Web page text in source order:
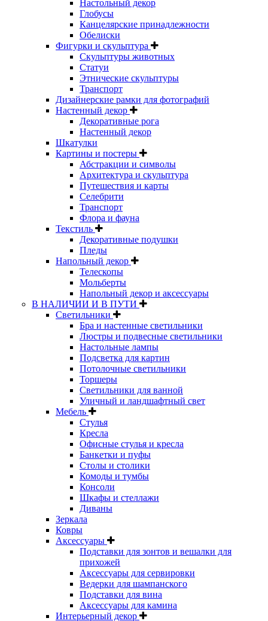
Настольный декор
Глобусы
Канцелярские принадлежности
Обелиски
Фигурки и скульптура
Скульптуры животных
Статуи
Этнические скульптуры
Транспорт
Дизайнерские рамки для фотографий
Настенный декор
Декоративные рога
Настенный декор
Шкатулки
Картины и постеры
Абстракции и символы
Архитектура и скульптура
Путешествия и карты
Селебрити
Транспорт
Флора и фауна
Текстиль
Декоративные подушки
Пледы
Напольный декор
Телескопы
Мольберты
Напольный декор и аксессуары
В НАЛИЧИИ И В ПУТИ
Светильники
Бра и настенные светильники
Люстры и подвесные светильники
Настольные лампы
Подсветка для картин
Потолочные светильники
Торшеры
Светильники для ванной
Уличный и ландшафтный свет
Мебель
Стулья
Кресла
Офисные стулья и кресла
Банкетки и пуфы
Столы и столики
Комоды и тумбы
Консоли
Шкафы и стеллажи
Диваны
Зеркала
Ковры
Аксессуары
Подставки для зонтов и вешалки для
прихожей
Аксессуары для сервировки
Ведерки для шампанского
Подставки для вина
Аксессуары для камина
Интерьерный декор